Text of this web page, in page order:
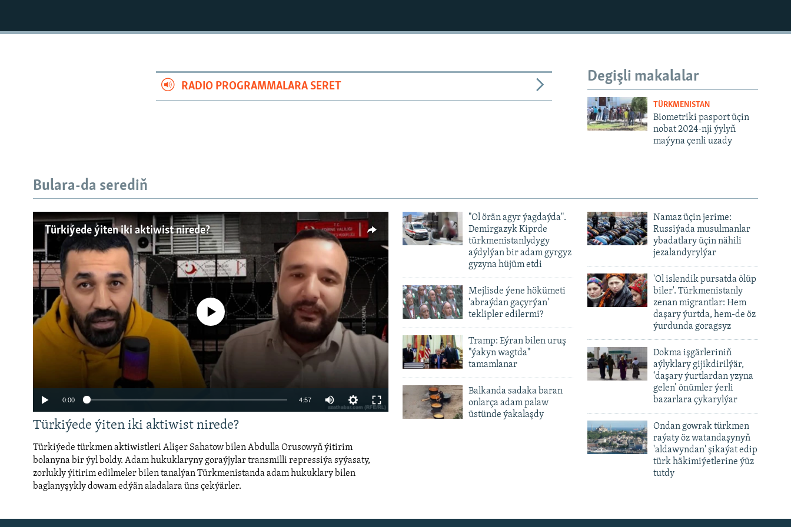
Degişli makalalar
TÜRKMENISTAN
Biometriki pasport üçin
nobat 2024-nji ýylyň
maýyna çenli uzady
RADIO PROGRAMMALARA SERET
Bulara-da serediň
Türkiýede ýiten iki aktiwist nirede?
No media source currently available
0:00 4:57
480p
Türkiýede ýiten iki aktiwist nirede?
Türkiýede türkmen aktiwistleri Alişer Sahatow bilen Abdulla Orusowyň ýitirim
bolanyna bir ýyl boldy. Adam hukuklaryny goraýjylar transmilli repressiýa syýasaty,
zorlukly ýitirim edilmeler bilen tanalýan Türkmenistanda adam hukuklary bilen
baglanyşykly dowam edýän aladalara üns çekýärler.
"Ol örän agyr ýagdaýda".
Demirgazyk Kiprde
türkmenistanlydygy
aýdylýan bir adam gyrgyz
gyzyna hüjüm etdi
Mejlisde ýene hökümeti
'abraýdan gaçyrýan'
teklipler edilermi?
Tramp: Eýran bilen uruş
"ýakyn wagtda"
tamamlanar
Balkanda sadaka baran
onlarça adam palaw
üstünde ýakalaşdy
Namaz üçin jerime:
Russiýada musulmanlar
ybadatlary üçin nähili
jezalandyrylýar
'Ol islendik pursatda ölüp
biler'. Türkmenistanly
zenan migrantlar: Hem
daşary ýurtda, hem-de öz
ýurdunda goragsyz
Dokma işgärleriniň
aýlyklary gijikdirilýär,
‘daşary ýurtlardan yzyna
gelen’ önümler ýerli
bazarlara çykarylýar
Ondan gowrak türkmen
raýaty öz watandaşynyň
'aldawyndan' şikaýat edip
türk häkimiýetlerine ýüz
tutdy